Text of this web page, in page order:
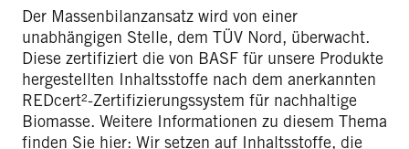
Der Massenbilanzansatz wird von einer
unabhängigen Stelle, dem TÜV Nord, überwacht.
Diese zertifiziert die von BASF für unsere Produkte
hergestellten Inhaltsstoffe nach dem anerkannten
REDcert²-Zertifizierungssystem für nachhaltige
Biomasse. Weitere Informationen zu diesem Thema
finden Sie hier: Wir setzen auf Inhaltsstoffe, die